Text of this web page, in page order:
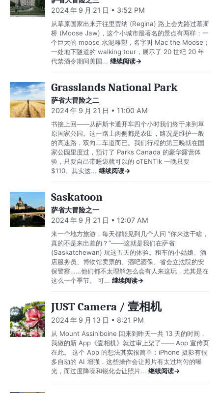
2024 年 9 月 21 日 • 3:52 PM
从草原国家出来开往里贾纳 (Regina) 路上会先路过慕斯
桥 (Moose Jaw)，这个小城市最著名的景点有两样：一
个巨大的 moose 水泥雕塑，名字叫 Mac the Moose；
一处地下隧道的 walking tour，展示了 20 世纪 20 年
代禁酒令期间美国... 继续阅读→
Grasslands National Park
萨省大冒险之二
2024 年 9 月 21 日 • 11:00 AM
书接上回——从萨斯卡通开车四个小时我们终于来到草
原国家公园。这一路上两侧都是农田，路况是维护一般
的高速路，双向二车道而已。我们行程的第三晚就在国
家公园里度过，预订了 Parks Canada 的豪华露营体
验，只要自己带睡袋就可以的 oTENTik 一晚只要
$110。其实这... 继续阅读→
Saskatoon
萨省大冒险之一
2024 年 9 月 21 日 • 12:07 AM
来一个地方旅游，每天都能见到几个人问 “你来这干啥，
真的不是来出差的？”——这就是我们在萨省
(Saskatchewan) 玩这五天的体验。租车的小姑娘、酒
店服务员、博物馆卖票的、酒吧酒保、省会立法院的安
保警察……他们都不太理解怎么会有人来这玩，尤其是在
这么一个季节。 可... 继续阅读→
JUST Camera / 壹相机
2024 年 9 月 13 日 • 8:21 PM
从 Mount Assiniboine 回来到昨天一共 13 天的时间，
我做的新 App《壹相机》就过审上架了—— App 宣传页
在此。 这个 App 的想法其实很简单：iPhone 摄影有很
多自动的 AI 增强，这些操作会让照片有太过均匀的曝
光，而过度降噪和锐化会让照片... 继续阅读→